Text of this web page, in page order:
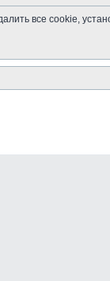
все cookie,